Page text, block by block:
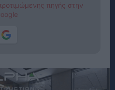
πηγής στην